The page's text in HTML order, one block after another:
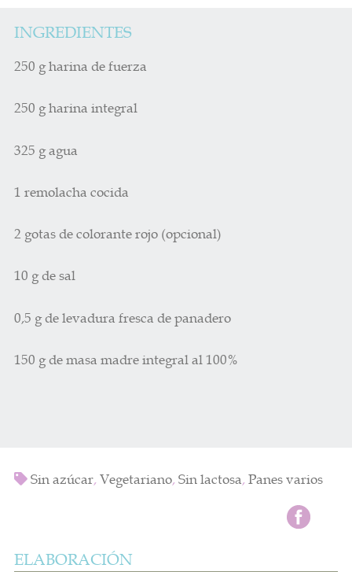
INGREDIENTES
250 g harina de fuerza
250 g harina integral
325 g agua
1 remolacha cocida
2 gotas de colorante rojo (opcional)
10 g de sal
0,5 g de levadura fresca de panadero
150 g de masa madre integral al 100%
Sin azúcar,Vegetariano,Sin lactosa,Panes varios
ELABORACIÓN